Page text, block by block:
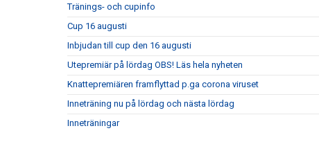
Tränings- och cupinfo
Cup 16 augusti
Inbjudan till cup den 16 augusti
Utepremiär på lördag OBS! Läs hela nyheten
Knattepremiären framflyttad p.ga corona viruset
Inneträning nu på lördag och nästa lördag
Inneträningar